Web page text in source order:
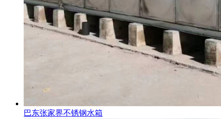
巴东张家界不锈钢水箱